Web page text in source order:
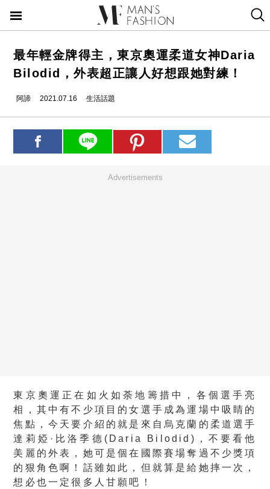
最年輕金牌得主，東京奧運柔道女神Daria
Bilodid，外表超正讓人好想跟她對練！
阿諦 2021.07.16 生活話題
Advertisements
東京奧運正在如火如荼地籌措中，各個選手亮
相，其中有不少項目的女選手成為運場中吸睛的
焦點，今天要介紹的就是來自烏克蘭的柔道選手
達莉婭·比洛季德(Daria Bilodid)，不要看他
美麗的外表，她可是個在國際賽場奪過不少獎項
的狠角色啊！話雖如此，但就算是給她摔一次，
想必也一定很多人甘願吧！